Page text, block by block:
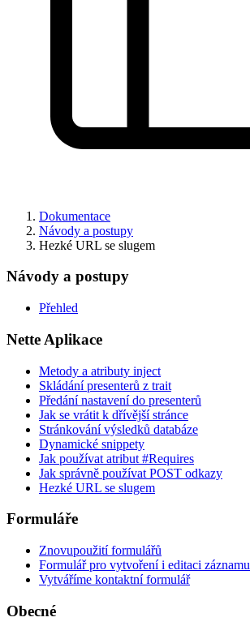
Dokumentace
Návody a postupy
Hezké URL se slugem
Návody a postupy
Přehled
Nette Aplikace
Metody a atributy inject
Skládání presenterů z trait
Předání nastavení do presenterů
Jak se vrátit k dřívější stránce
Stránkování výsledků databáze
Dynamické snippety
Jak používat atribut #Requires
Jak správně používat POST odkazy
Hezké URL se slugem
Formuláře
Znovupoužití formulářů
Formulář pro vytvoření i editaci záznamu
Vytváříme kontaktní formulář
Obecné